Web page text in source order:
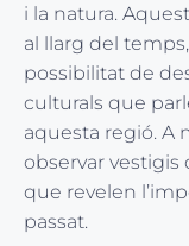
i la natura.
al llarg del
possibilitat de
culturals que
aquesta regió. A
observar vestigis
que revelen
passat.